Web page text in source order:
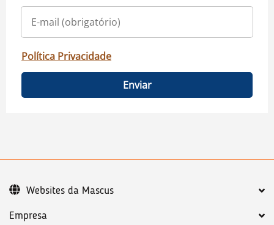
Política Privacidade
Enviar
Empresa
Websites da Mascus